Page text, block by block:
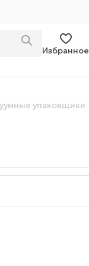
Избранное
упаковщики